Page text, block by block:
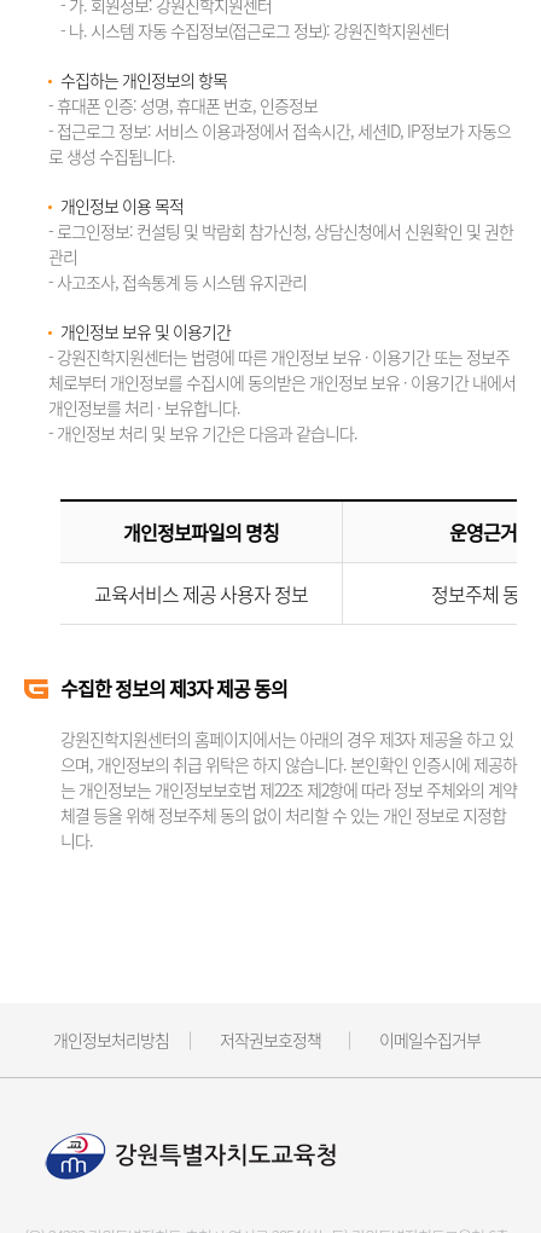
- 가. 회원정보: 강원진학지원센터
- 나. 시스템 자동 수집정보(접근로그 정보): 강원진학지원센터
수집하는 개인정보의 항목
- 휴대폰 인증: 성명, 휴대폰 번호, 인증정보
- 접근로그 정보: 서비스 이용과정에서 접속시간, 세션ID, IP정보가 자동으
로 생성 수집됩니다.
개인정보 이용 목적
- 로그인정보: 컨설팅 및 박람회 참가신청, 상담신청에서 신원확인 및 권한
관리
- 사고조사, 접속통계 등 시스템 유지관리
개인정보 보유 및 이용기간
- 강원진학지원센터는 법령에 따른 개인정보 보유 · 이용기간 또는 정보주
체로부터 개인정보를 수집시에 동의받은 개인정보 보유 · 이용기간 내에서
개인정보를 처리 · 보유합니다.
- 개인정보 처리 및 보유 기간은 다음과 같습니다.
개인정보파일의 명칭 운영근거
교육서비스 제공 사용자 정보 정보주체 동의
수집한 정보의 제3자 제공 동의
강원진학지원센터의 홈페이지에서는 아래의 경우 제3자 제공을 하고 있
으며, 개인정보의 취급 위탁은 하지 않습니다. 본인확인 인증시에 제공하
는 개인정보는 개인정보보호법 제22조 제2항에 따라 정보 주체와의 계약
체결 등을 위해 정보주체 동의 없이 처리할 수 있는 개인 정보로 지정합
니다.
개인정보처리방침 저작권보호정책 이메일수집거부